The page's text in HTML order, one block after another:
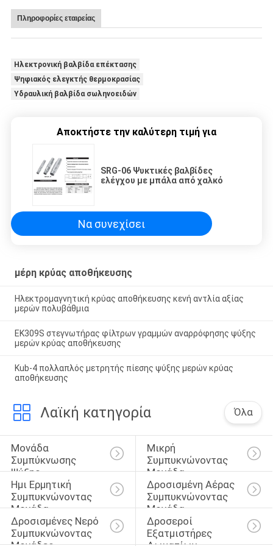
Πληροφορίες εταιρείας
Ηλεκτρονική βαλβίδα επέκτασης
Ψηφιακός ελεγκτής θερμοκρασίας
Υδραυλική βαλβίδα σωληνοειδών
Αποκτήστε την καλύτερη τιμή για
SRG-06 Ψυκτικές βαλβίδες
ελέγχου με μπάλα από χαλκό
Να συνεχίσει
μέρη κρύας αποθήκευσης
Ηλεκτρομαγνητική κρύας αποθήκευσης κενή αντλία αξίας
μερών πολυβάθμια
EK309S στεγνωτήρας φίλτρων γραμμών αναρρόφησης ψύξης
μερών κρύας αποθήκευσης
Kub-4 πολλαπλός μετρητής πίεσης ψύξης μερών κρύας
αποθήκευσης
Λαϊκή κατηγορία Όλα
Μονάδα
Συμπύκνωσης
Ψύξης
Μικρή
Συμπυκνώνοντας
Μονάδα
Ημι Ερμητική
Συμπυκνώνοντας
Μονάδα
Δροσισμένη Αέρας
Συμπυκνώνοντας
Μονάδα
Δροσισμένες Νερό
Συμπυκνώνοντας
Δροσεροί
Εξατμιστήρες